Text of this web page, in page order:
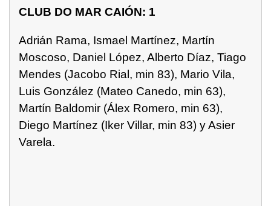
CLUB DO MAR CAIÓN: 1
Adrián Rama, Ismael Martínez, Martín
Moscoso, Daniel López, Alberto Díaz, Tiago
Mendes (Jacobo Rial, min 83), Mario Vila,
Luis González (Mateo Canedo, min 63),
Martín Baldomir (Álex Romero, min 63),
Diego Martínez (Iker Villar, min 83) y Asier
Varela.